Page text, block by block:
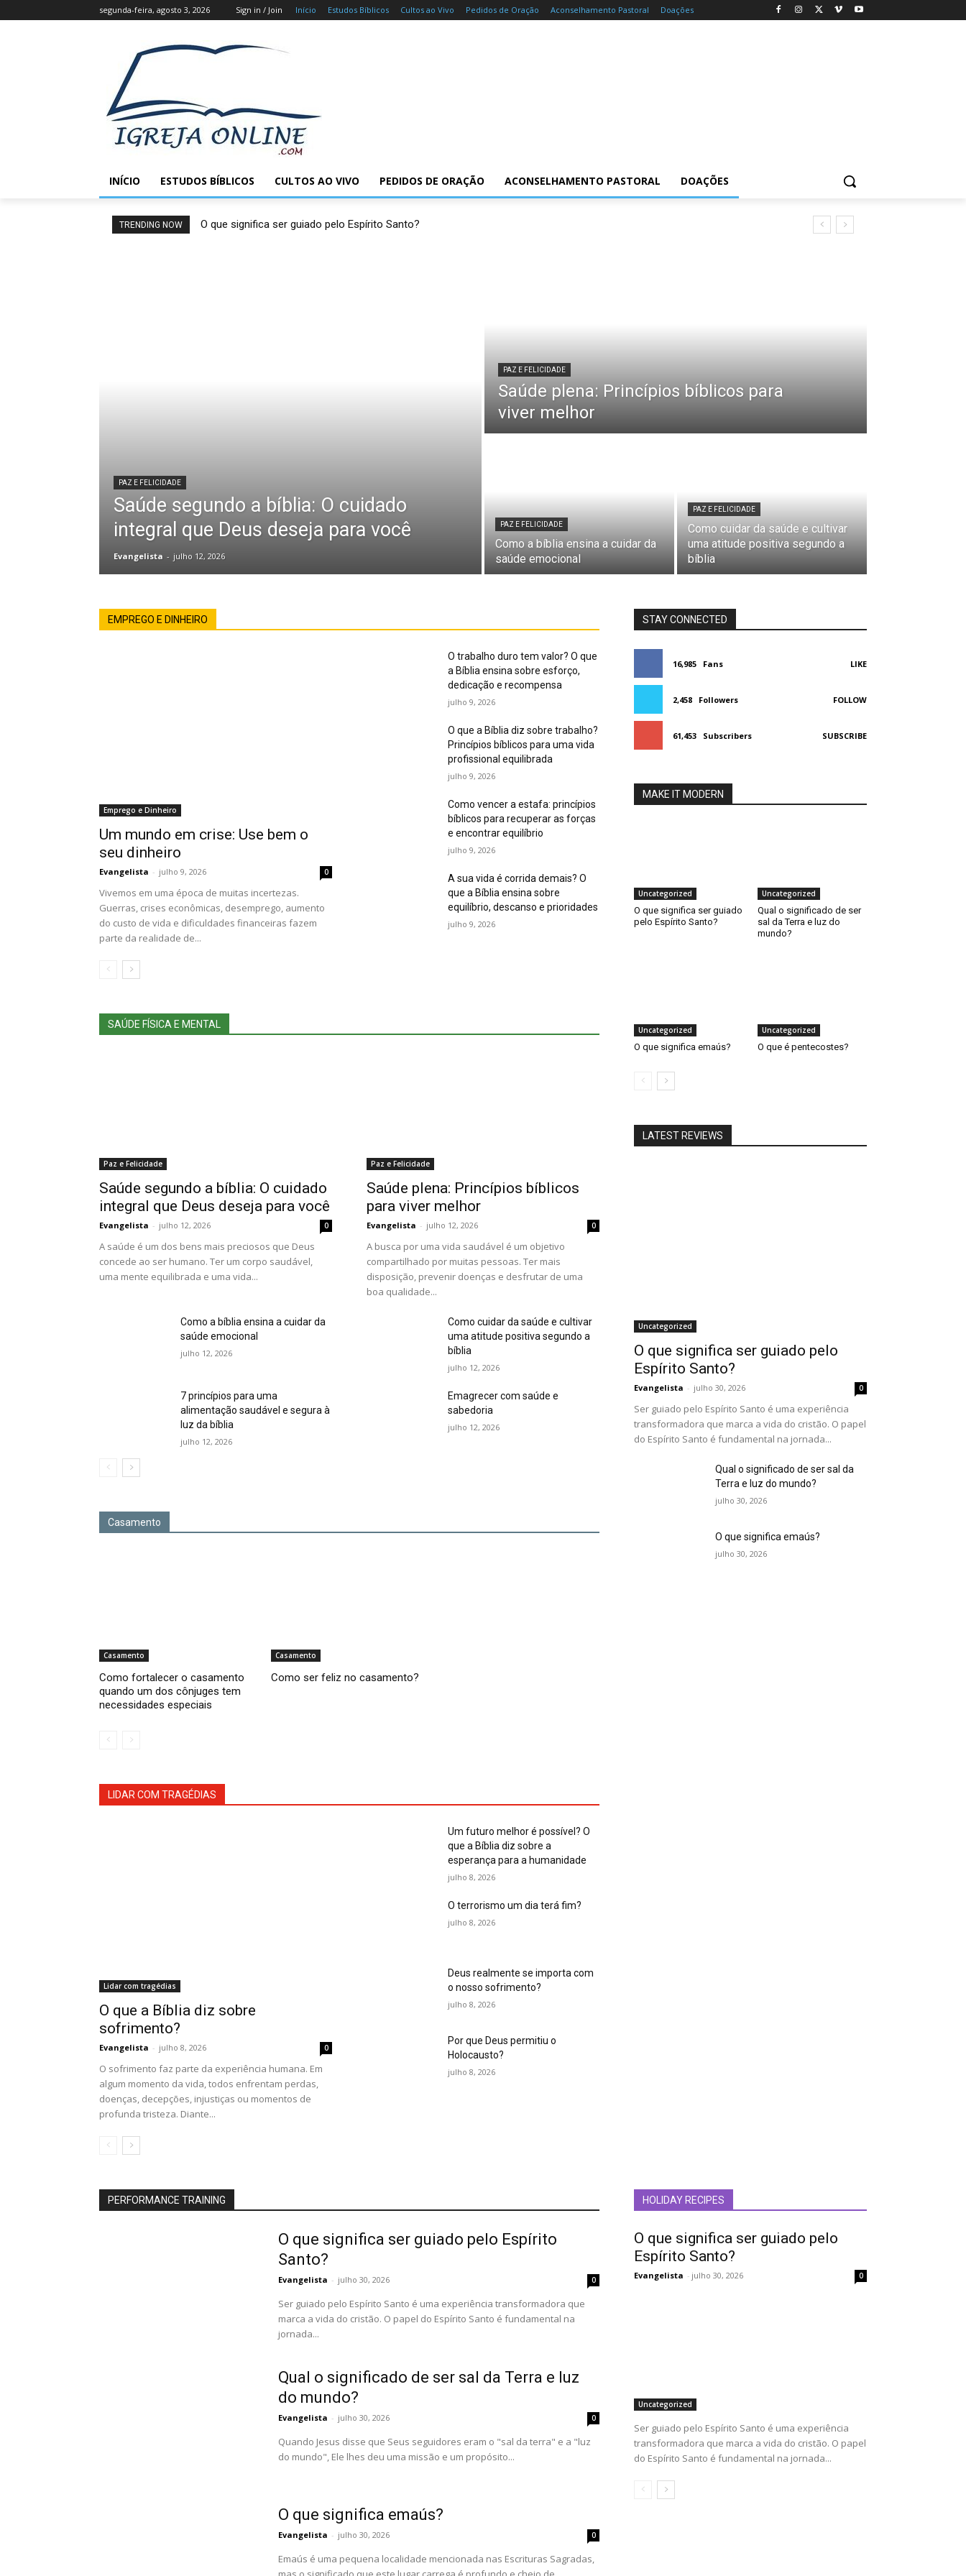
segunda-feira, agosto 3, 2026 Sign in / Join Início Estudos Bíblicos Cultos ao Vivo Pedidos de Oração Aconselhamento Pastoral Doações
INÍCIO ESTUDOS BÍBLICOS CULTOS AO VIVO PEDIDOS DE ORAÇÃO ACONSELHAMENTO PASTORAL DOAÇÕES
TRENDING NOW O que significa ser guiado pelo Espírito Santo?
PAZ E FELICIDADE
Saúde segundo a bíblia: O cuidado
integral que Deus deseja para você
Evangelista - julho 12, 2026
PAZ E FELICIDADE
Saúde plena: Princípios bíblicos para
viver melhor
PAZ E FELICIDADE
Como a bíblia ensina a cuidar da
saúde emocional
PAZ E FELICIDADE
Como cuidar da saúde e cultivar
uma atitude positiva segundo a
bíblia
EMPREGO E DINHEIRO
Emprego e Dinheiro
Um mundo em crise: Use bem o
seu dinheiro
Evangelista - julho 9, 2026 0
Vivemos em uma época de muitas incertezas.
Guerras, crises econômicas, desemprego, aumento
do custo de vida e dificuldades financeiras fazem
parte da realidade de...
O trabalho duro tem valor? O que
a Bíblia ensina sobre esforço,
dedicação e recompensa
julho 9, 2026
O que a Bíblia diz sobre trabalho?
Princípios bíblicos para uma vida
profissional equilibrada
julho 9, 2026
Como vencer a estafa: princípios
bíblicos para recuperar as forças
e encontrar equilíbrio
julho 9, 2026
A sua vida é corrida demais? O
que a Bíblia ensina sobre
equilíbrio, descanso e prioridades
julho 9, 2026
SAÚDE FÍSICA E MENTAL
Paz e Felicidade
Saúde segundo a bíblia: O cuidado
integral que Deus deseja para você
Evangelista - julho 12, 2026 0
A saúde é um dos bens mais preciosos que Deus
concede ao ser humano. Ter um corpo saudável,
uma mente equilibrada e uma vida...
Paz e Felicidade
Saúde plena: Princípios bíblicos
para viver melhor
Evangelista - julho 12, 2026 0
A busca por uma vida saudável é um objetivo
compartilhado por muitas pessoas. Ter mais
disposição, prevenir doenças e desfrutar de uma
boa qualidade...
Como a bíblia ensina a cuidar da
saúde emocional
julho 12, 2026
Como cuidar da saúde e cultivar
uma atitude positiva segundo a
bíblia
julho 12, 2026
7 princípios para uma
alimentação saudável e segura à
luz da bíblia
julho 12, 2026
Emagrecer com saúde e
sabedoria
julho 12, 2026
Casamento
Casamento
Como fortalecer o casamento
quando um dos cônjuges tem
necessidades especiais
Casamento
Como ser feliz no casamento?
LIDAR COM TRAGÉDIAS
Lidar com tragédias
O que a Bíblia diz sobre
sofrimento?
Evangelista - julho 8, 2026 0
O sofrimento faz parte da experiência humana. Em
algum momento da vida, todos enfrentam perdas,
doenças, decepções, injustiças ou momentos de
profunda tristeza. Diante...
Um futuro melhor é possível? O
que a Bíblia diz sobre a
esperança para a humanidade
julho 8, 2026
O terrorismo um dia terá fim?
julho 8, 2026
Deus realmente se importa com
o nosso sofrimento?
julho 8, 2026
Por que Deus permitiu o
Holocausto?
julho 8, 2026
STAY CONNECTED
16,985 Fans LIKE
2,458 Followers FOLLOW
61,453 Subscribers SUBSCRIBE
MAKE IT MODERN
Uncategorized
O que significa ser guiado
pelo Espírito Santo?
Uncategorized
Qual o significado de ser
sal da Terra e luz do
mundo?
Uncategorized
O que significa emaús?
Uncategorized
O que é pentecostes?
LATEST REVIEWS
Uncategorized
O que significa ser guiado pelo
Espírito Santo?
Evangelista - julho 30, 2026 0
Ser guiado pelo Espírito Santo é uma experiência
transformadora que marca a vida do cristão. O papel
do Espírito Santo é fundamental na jornada...
Qual o significado de ser sal da
Terra e luz do mundo?
julho 30, 2026
O que significa emaús?
julho 30, 2026
PERFORMANCE TRAINING
O que significa ser guiado pelo Espírito
Santo?
Evangelista - julho 30, 2026 0
Ser guiado pelo Espírito Santo é uma experiência transformadora que
marca a vida do cristão. O papel do Espírito Santo é fundamental na
jornada...
Qual o significado de ser sal da Terra e luz
do mundo?
Evangelista - julho 30, 2026 0
Quando Jesus disse que Seus seguidores eram o "sal da terra" e a "luz
do mundo", Ele lhes deu uma missão e um propósito...
O que significa emaús?
Evangelista - julho 30, 2026 0
Emaús é uma pequena localidade mencionada nas Escrituras Sagradas,
HOLIDAY RECIPES
O que significa ser guiado pelo
Espírito Santo?
Evangelista - julho 30, 2026 0
Uncategorized
Ser guiado pelo Espírito Santo é uma experiência
transformadora que marca a vida do cristão. O papel
do Espírito Santo é fundamental na jornada...